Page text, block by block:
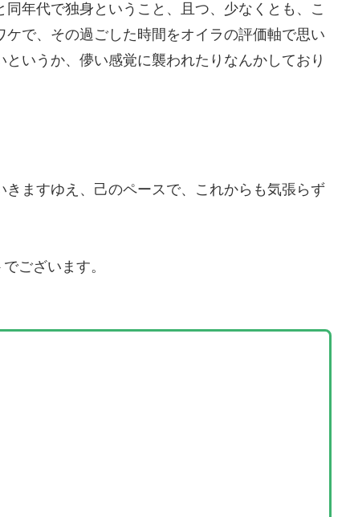
年代で独身ということ、且つ、少なくとも、こ
で、その過ごした時間をオイラの評価軸で思い
いうか、儚い感覚に襲われたりなんかしており
ますゆえ、己のペースで、これからも気張らず
ございます。